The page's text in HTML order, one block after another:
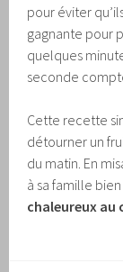
pour éviter
gagnante pour
quelques
seconde
Cette recette
détourner un
du matin. En
à sa famille
chaleureux au